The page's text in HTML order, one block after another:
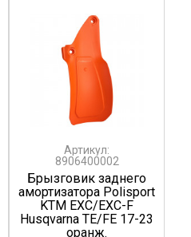
Артикул:
8906400002
Брызговик заднего
амортизатора Polisport
KTM EXC/EXC-F
Husqvarna TE/FE 17-23
оранж.